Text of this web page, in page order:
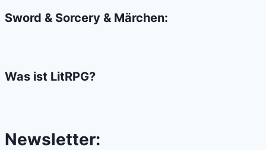
Sword & Sorcery & Märchen:
Was ist LitRPG?
Newsletter: